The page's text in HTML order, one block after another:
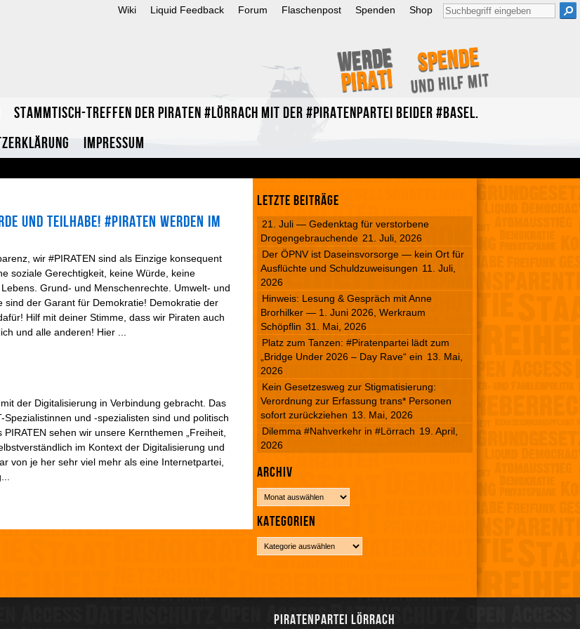
Wiki Liquid Feedback Forum Flaschenpost Spenden Shop
Suche
nach:
Stammtisch-Treffen der Piraten #Lörrach mit der #Piratenpartei beider #Basel.
Impressum
Werde
Pirat!
Spende
und hilf mit
und Teilhabe! #Piraten werden im
wir #PIRATEN sind als Einzige konsequent
soziale Gerechtigkeit, keine Würde, keine
Grund- und Menschenrechte. Umwelt- und
sind der Garant für Demokratie! Demokratie der
Hilf mit deiner Stimme, dass wir Piraten auch
und alle anderen! Hier ...
der Digitalisierung in Verbindung gebracht. Das
und -spezialisten sind und politisch
sehen wir unsere Kernthemen „Freiheit,
im Kontext der Digitalisierung und
von je her sehr viel mehr als eine Internetpartei,
Letzte Beiträge
21. Juli — Gedenktag für verstorbene
Drogengebrauchende 21. Juli, 2026
Der ÖPNV ist Daseinsvorsorge — kein Ort für
Ausflüchte und Schuldzuweisungen 11. Juli,
2026
Hinweis: Lesung & Gespräch mit Anne
Brorhilker — 1. Juni 2026, Werkraum
Schöpflin 31. Mai, 2026
Platz zum Tanzen: #Piratenpartei lädt zum
„Bridge Under 2026 – Day Rave“ ein 13. Mai,
2026
Kein Gesetzesweg zur Stigmatisierung:
Verordnung zur Erfassung trans* Personen
sofort zurückziehen 13. Mai, 2026
Dilemma #Nahverkehr in #Lörrach 19. April,
2026
Archiv
r
c
Kategorien
a
g
Piratenpartei Lörrach